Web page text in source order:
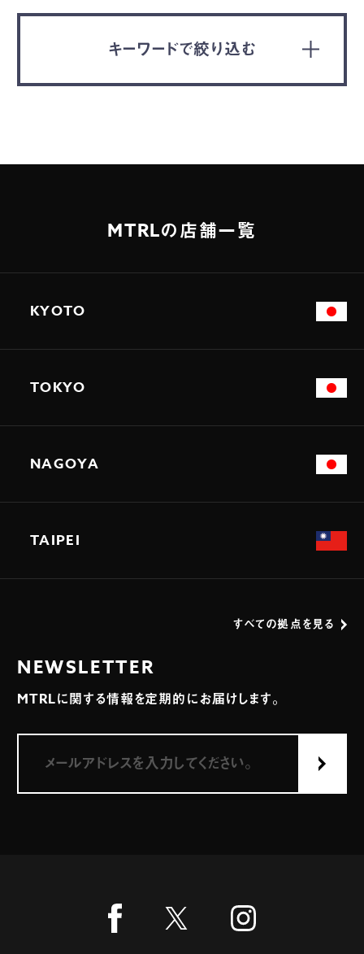
キーワードで絞り込む
MTRLの店舗一覧
KYOTO
TOKYO
NAGOYA
TAIPEI
すべての拠点を見る
NEWSLETTER
MTRLに関する情報を定期的にお届けします。